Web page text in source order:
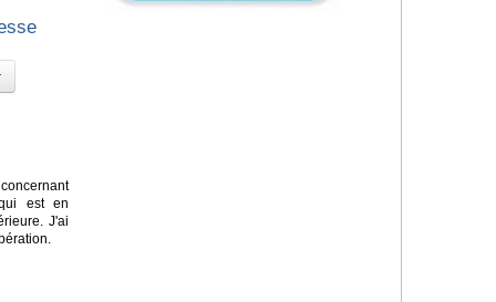
est en
J'ai